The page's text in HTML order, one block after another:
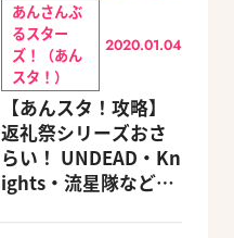
あんさんぶ
るスター
ズ！（あん
スタ！）
2020.01.04
【あんスタ！攻略】
返礼祭シリーズおさ
らい！ UNDEAD・Kn
ights・流星隊など、